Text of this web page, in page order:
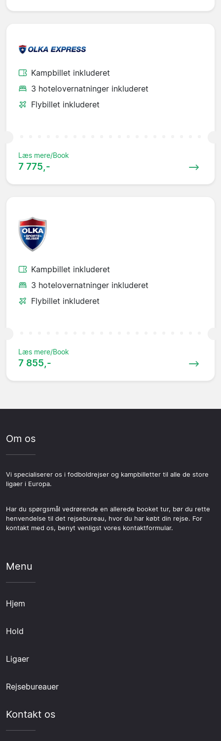
Kampbillet inkluderet
3 hotelovernatninger inkluderet
Flybillet inkluderet
Læs mere/Book
7 775,-
Kampbillet inkluderet
3 hotelovernatninger inkluderet
Flybillet inkluderet
Læs mere/Book
7 855,-
Om os
Vi specialiserer os i fodboldrejser og kampbilletter til alle de store
ligaer i Europa.
Har du spørgsmål vedrørende en allerede booket tur, bør du rette
henvendelse til det rejsebureau, hvor du har købt din rejse. For
kontakt med os, benyt venligst vores kontaktformular.
Menu
Hjem
Hold
Ligaer
Rejsebureauer
Kontakt os